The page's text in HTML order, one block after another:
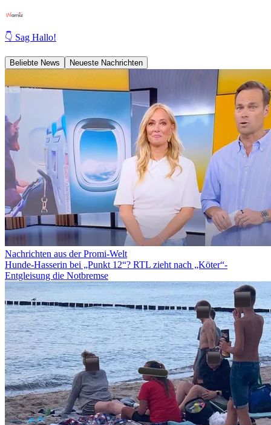
👇 Sag Hallo!
Beliebte News Neueste Nachrichten
Nachrichten aus der Promi-Welt
Hunde-Hasserin bei „Punkt 12“? RTL zieht nach „Köter“-
Entgleisung die Notbremse